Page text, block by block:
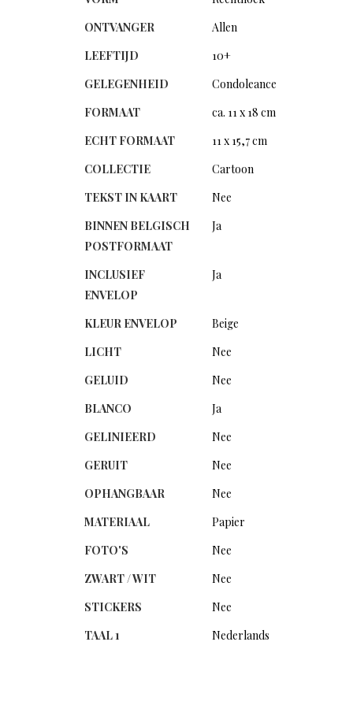
ONTVANGER
Allen
LEEFTIJD
10+
GELEGENHEID
Condoleance
FORMAAT
ca. 11 x 18 cm
ECHT FORMAAT
11 x 15,7 cm
COLLECTIE
Cartoon
TEKST IN KAART
Nee
BINNEN BELGISCH
POSTFORMAAT
Ja
INCLUSIEF
ENVELOP
Ja
KLEUR ENVELOP
Beige
LICHT
Nee
GELUID
Nee
BLANCO
Ja
GELINIEERD
Nee
GERUIT
Nee
OPHANGBAAR
Nee
MATERIAAL
Papier
FOTO'S
Nee
ZWART / WIT
Nee
STICKERS
Nee
TAAL 1
Nederlands